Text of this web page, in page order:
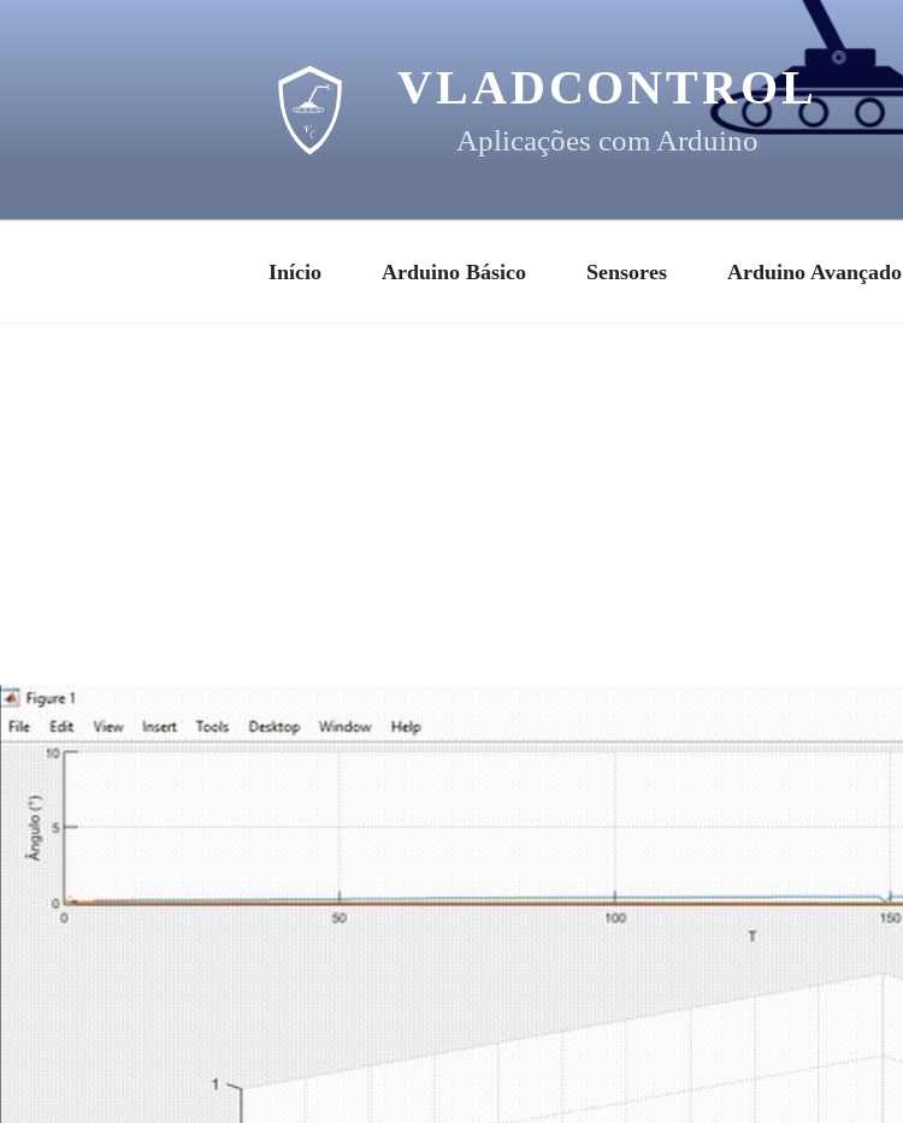
VLADCONTROL
Aplicações com Arduino
Início Arduino Básico Sensores Arduino Avançado